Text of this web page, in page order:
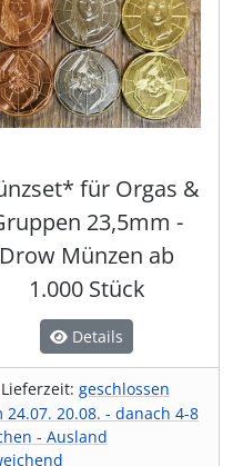
für Orgas &
23,5mm -
Drow Münzen ab
1.000 Stück
Details
Lieferzeit: geschlossen
24.07. 20.08. - danach 4-8
- Ausland